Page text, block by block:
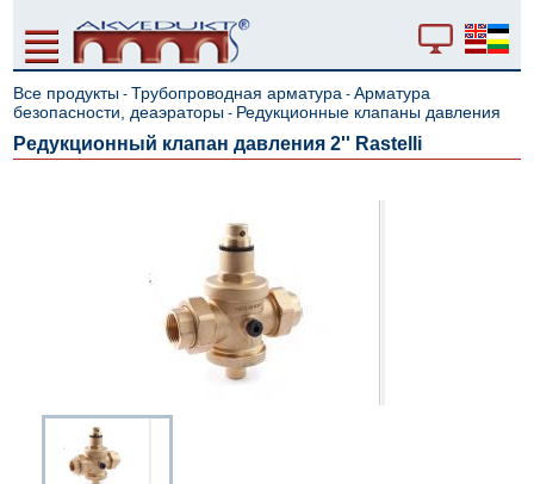
Все продукты - Трубопроводная арматура -Арматура
безопасности, деаэраторы - Редукционные клапаны давления
Редукционный клапан давления 2'' Rastelli